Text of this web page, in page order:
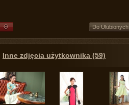
Do Ulubionych
Inne zdjęcia użytkownika (59)